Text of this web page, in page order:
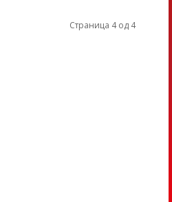
Страница 4 од 4